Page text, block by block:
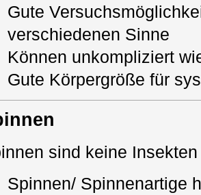
Gute
verschiedenen Sinne
Können unkompliziert
Gute Körpergröße für
sind keine Insekten
Spinnen/ Spinnenartige